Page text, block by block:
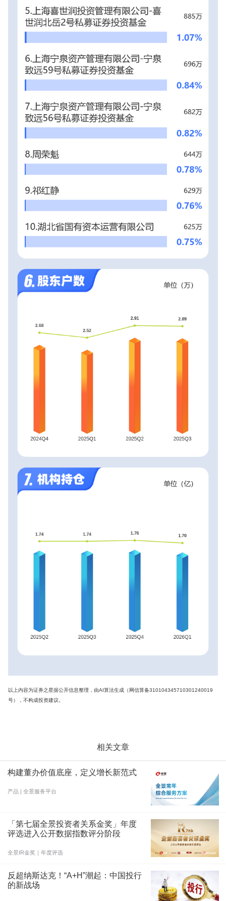
以上内容为证券之星据公开信息整理，由AI算法生成（网信算备310104345710301240019
号），不构成投资建议。
相关文章
构建董办价值底座，定义增长新范式
产品 | 全景服务平台
「第七届全景投资者关系金奖」年度
评选进入公开数据指数评分阶段
全景IR金奖｜年度评选
反超纳斯达克！“A+H”潮起：中国投行
的新战场